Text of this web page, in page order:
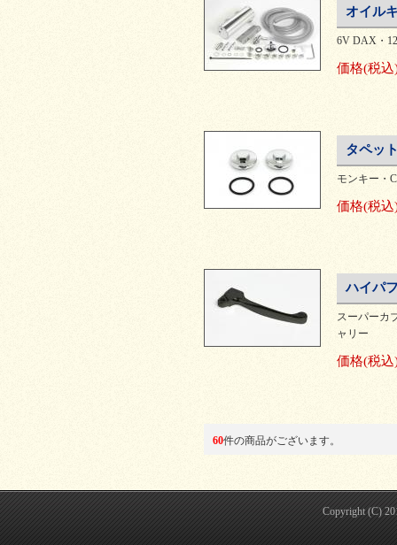
オイル
6V DAX・
価格(税込
タペッ
モンキー・
価格(税込
ハイパ
スーパーカ
ャリー
価格(税込
60件の商品がございます。
Copyright (C)